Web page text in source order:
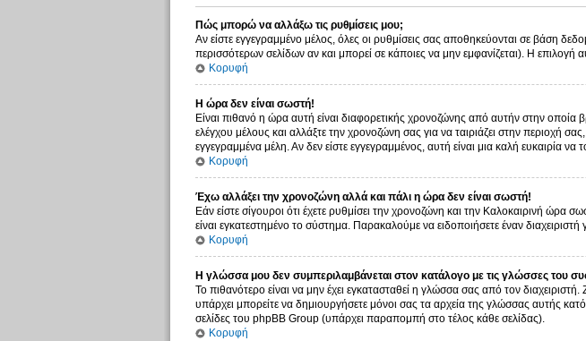
Πώς μπορώ να αλλάξω τις ρυθμίσεις μου;
Αν είστε εγγεγραμμένο μέλος, όλες οι ρυθμίσεις σας αποθηκεύονται σε βάση
περισσότερων σελίδων αν και μπορεί σε κάποιες να μην εμφανίζεται). Η επιλογή
Κορυφή
Η ώρα δεν είναι σωστή!
Είναι πιθανό η ώρα αυτή είναι διαφορετικής χρονοζώνης από αυτήν στην οποία
ελέγχου μέλους και αλλάξτε την χρονοζώνη σας για να ταιριάζει στην περιοχή
εγγεγραμμένα μέλη. Αν δεν είστε εγγεγραμμένος, αυτή είναι μια καλή ευκαιρία να
Κορυφή
Έχω αλλάξει την χρονοζώνη αλλά και πάλι η ώρα δεν είναι σωστή!
Εάν είστε σίγουροι ότι έχετε ρυθμίσει την χρονοζώνη και την Καλοκαιρινή
είναι εγκατεστημένο το σύστημα. Παρακαλούμε να ειδοποιήσετε έναν
Κορυφή
Η γλώσσα μου δεν συμπεριλαμβάνεται στον κατάλογο με τις γλώσσες του
Το πιθανότερο είναι να μην έχει εγκατασταθεί η γλώσσα σας από τον
υπάρχει μπορείτε να δημιουργήσετε μόνοι σας τα αρχεία της γλώσσας αυτής
σελίδες του phpBB Group (υπάρχει παραπομπή στο τέλος κάθε σελίδας).
Κορυφή